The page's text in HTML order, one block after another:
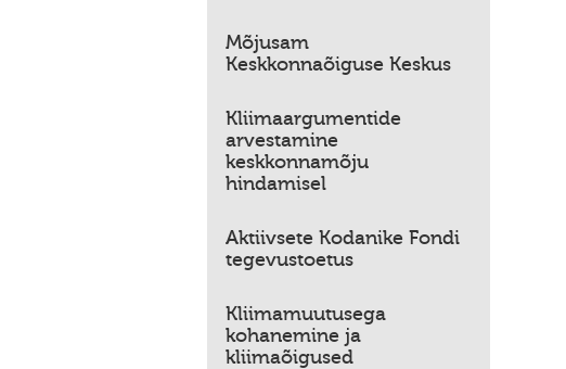
Mõjusam
Keskkonnaõiguse Keskus
Kliimaargumentide
arvestamine
keskkonnamõju
hindamisel
Aktiivsete Kodanike Fondi
tegevustoetus
Kliimamuutusega
kohanemine ja
kliimaõigused